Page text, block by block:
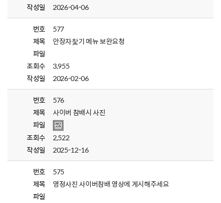
작성일
2026-04-06
번호
577
제목
안장자찿기 메뉴 보완요청
파일
조회수
3,955
작성일
2026-02-06
번호
576
제목
사이버 참배시 사진
파일
조회수
2,522
작성일
2025-12-16
번호
575
제목
영정사진 사이버참배 영상에 게시해주세요
파일